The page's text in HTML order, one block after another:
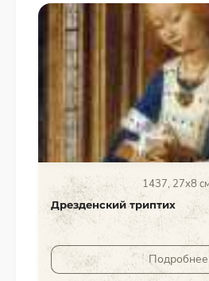
1437, 27х8
Дрезденский триптих
Подробнее